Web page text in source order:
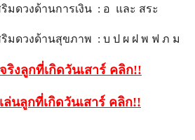
มดวงด้านการเงิน : อ และ สระ
มดวงด้านสุขภาพ : บ ป ผ ฝ พ ฟ ภ ม
งลูกที่เกิดวันเสาร์ คลิก!!
นลูกที่เกิดวันเสาร์ คลิก!!